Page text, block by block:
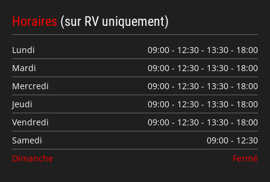
Horaires (sur RV uniquement)
Lundi
09:00 - 12:30 - 13:30 - 18:00
Mardi
09:00 - 12:30 - 13:30 - 18:00
Mercredi
09:00 - 12:30 - 13:30 - 18:00
Jeudi
09:00 - 12:30 - 13:30 - 18:00
Vendredi
09:00 - 12:30 - 13:30 - 18:00
Samedi
09:00 - 12:30
Dimanche
Fermé